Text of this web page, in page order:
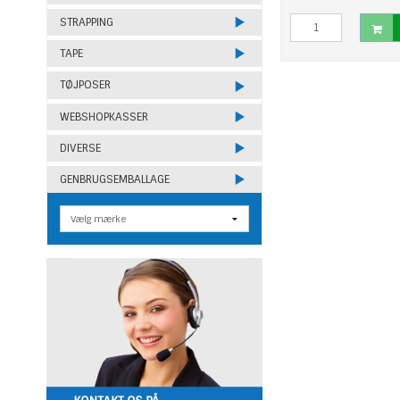
STRAPPING
TAPE
TØJPOSER
WEBSHOPKASSER
DIVERSE
GENBRUGSEMBALLAGE